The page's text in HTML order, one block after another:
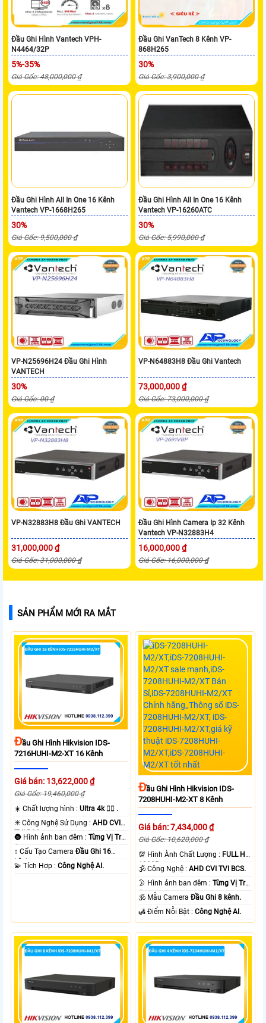
Đầu Ghi Hình Vantech VPH-
N4464/32P
5%-35%
Giá Gốc: 48,000,000 ₫
Đầu Ghi VanTech 8 Kênh VP-
868H265
30%
Giá Gốc: 3,900,000 ₫
Đầu Ghi Hình All In One 16 Kênh
Vantech VP-1668H265
30%
Giá Gốc: 9,500,000 ₫
Đầu Ghi Hình All In One 16 Kênh
Vantech VP-16260ATC
30%
Giá Gốc: 5,990,000 ₫
VP-N25696H24 Đầu Ghi Hình
VANTECH
30%
Giá Gốc: 00 ₫
VP-N64883H8 Đầu Ghi Vantech
73,000,000 ₫
Giá Gốc: 73,000,000 ₫
VP-N32883H8 Đầu Ghi VANTECH
31,000,000 ₫
Giá Gốc: 31,000,000 ₫
Đầu Ghi Hình Camera Ip 32 Kênh
Vantech VP-N32883H4
16,000,000 ₫
Giá Gốc: 16,000,000 ₫
SẢN PHẨM MỚI RA MẮT
ĐẦu Ghi Hình Hikvision IDS-
7216HUHI-M2-XT 16 Kênh
Giá bán: 13,622,000 ₫
Giá Gốc: 19,460,000 ₫
☀️ Chất lượng hình :Ultra 4k 👍🏾 .
✳️ Công Nghệ Sử Dụng :AHD CVI
TVI BCS.
🌚 Hình ảnh ban đêm :Từng Vị Trí
Camera .
↕️ Cấu Tạo CameraĐầu Ghi 16
kênh.
️💫 Tích Hợp :Công Nghệ AI.
ĐẦu Ghi Hình Hikvision IDS-
7208HUHI-M2-XT 8 Kênh
Giá bán: 7,434,000 ₫
Giá Gốc: 10,620,000 ₫
💯 Hình Ành Chất Lượng : FULL HD
1080P .
🕉️ Công Nghệ :AHD CVI TVI BCS.
🌛 Hình ảnh ban đêm :Từng Vị Trí
Camera .
🕉️ Mẫu CameraĐầu Ghi 8 kênh.
️🛃 Điểm Nỗi Bật :Công Nghệ AI.